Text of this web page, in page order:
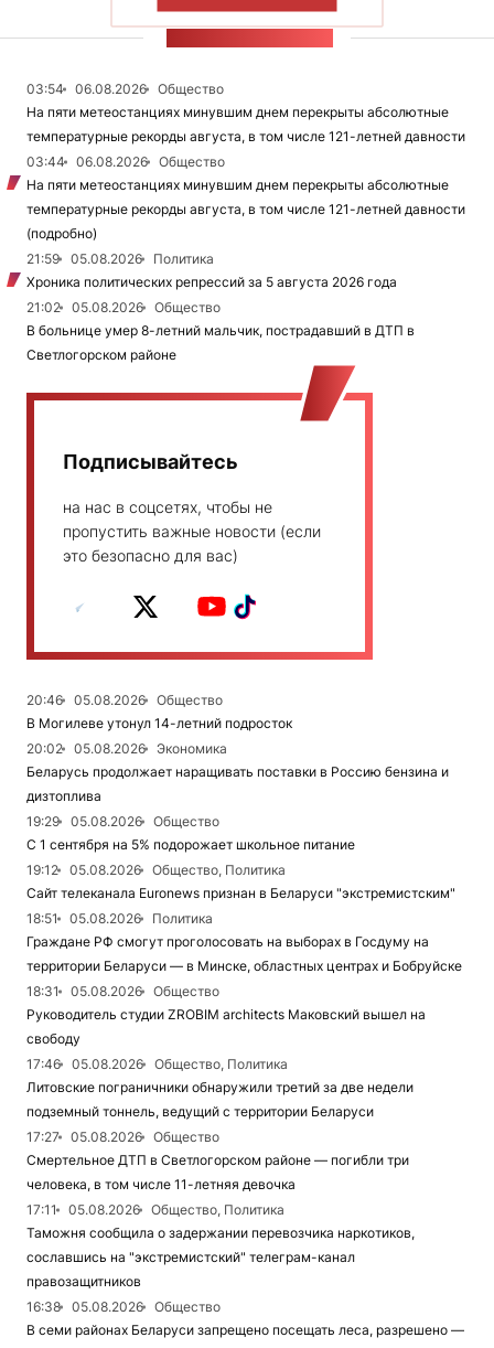
03:54 06.08.2026
Общество
На пяти метеостанциях минувшим днем перекрыты абсолютные
температурные рекорды августа, в том числе 121-летней давности
03:44
06.08.2026
Общество
На пяти метеостанциях минувшим днем перекрыты абсолютные
температурные рекорды августа, в том числе 121-летней давности
(подробно)
21:59
05.08.2026
Политика
Хроника политических репрессий за 5 августа 2026 года
21:02
05.08.2026
Общество
В больнице умер 8-летний мальчик, пострадавший в ДТП в
Светлогорском районе
Подписывайтесь
на нас в соцсетях, чтобы не
пропустить важные новости (если
это безопасно для вас)
20:46 05.08.2026
Общество
В Могилеве утонул 14-летний подросток
20:02
05.08.2026
Экономика
Беларусь продолжает наращивать поставки в Россию бензина и
дизтоплива
19:29
05.08.2026
Общество
С 1 сентября на 5% подорожает школьное питание
19:12
05.08.2026
Общество, Политика
Сайт телеканала Euronews признан в Беларуси "экстремистским"
18:51
05.08.2026
Политика
Граждане РФ смогут проголосовать на выборах в Госдуму на
территории Беларуси — в Минске, областных центрах и Бобруйске
18:31
05.08.2026
Общество
Руководитель студии ZROBIM architects Маковский вышел на
свободу
17:46
05.08.2026
Общество, Политика
Литовские пограничники обнаружили третий за две недели
подземный тоннель, ведущий с территории Беларуси
17:27
05.08.2026
Общество
Смертельное ДТП в Светлогорском районе — погибли три
человека, в том числе 11-летняя девочка
17:11
05.08.2026
Общество, Политика
Таможня сообщила о задержании перевозчика наркотиков,
сославшись на "экстремистский" телеграм-канал
правозащитников
16:38
05.08.2026
Общество
В семи районах Беларуси запрещено посещать леса, разрешено —